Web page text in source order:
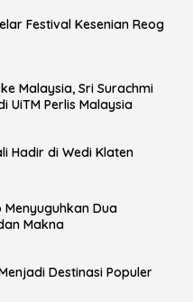
Festival Kesenian Reog
Malaysia, Sri Surachmi
UiTM Perlis Malaysia
Hadir di Wedi Klaten
Menyuguhkan Dua
Makna
Destinasi Populer